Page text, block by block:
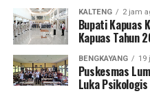
KALTENG 2 jam
Bupati Kapuas
Kapuas Tahun
BENGKAYANG 19
Puskesmas
Luka